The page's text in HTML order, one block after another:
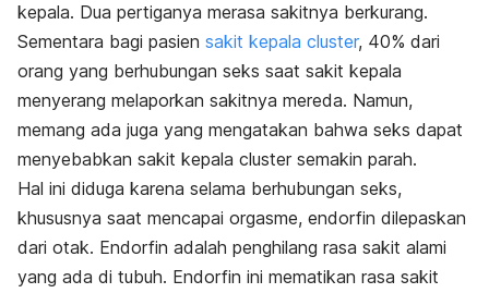
kepala. Dua pertiganya merasa sakitnya berkurang.
Sementara bagi pasien sakit kepala cluster, 40% dari
orang yang berhubungan seks saat sakit kepala
menyerang melaporkan sakitnya mereda. Namun,
memang ada juga yang mengatakan bahwa seks dapat
menyebabkan sakit kepala cluster semakin parah.
Hal ini diduga karena selama berhubungan seks,
khususnya saat mencapai orgasme, endorfin dilepaskan
dari otak. Endorfin adalah penghilang rasa sakit alami
yang ada di tubuh. Endorfin ini mematikan rasa sakit